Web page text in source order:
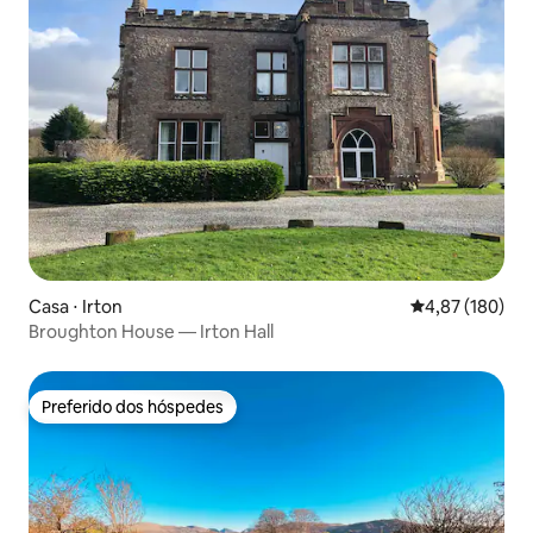
Casa ⋅ Irton 4,87 de uma
4,87 (180)
Broughton House — Irton Hall
Preferido dos hóspedes
Preferido dos hóspedes